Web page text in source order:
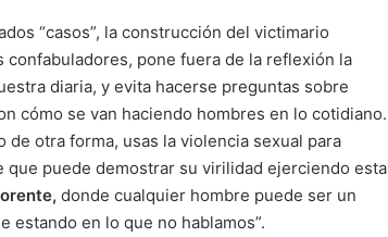
“casos”, la construcción del victimario
pone fuera de la reflexión la
diaria, y evita hacerse preguntas sobre
cómo se van haciendo hombres en lo cotidiano.
otra forma, usas la violencia sexual para
puede demostrar su virilidad ejerciendo esta
donde cualquier hombre puede ser un
estando en lo que no hablamos”.